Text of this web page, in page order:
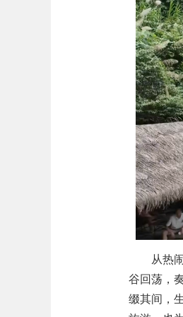
从热
谷回荡，
缀其间，